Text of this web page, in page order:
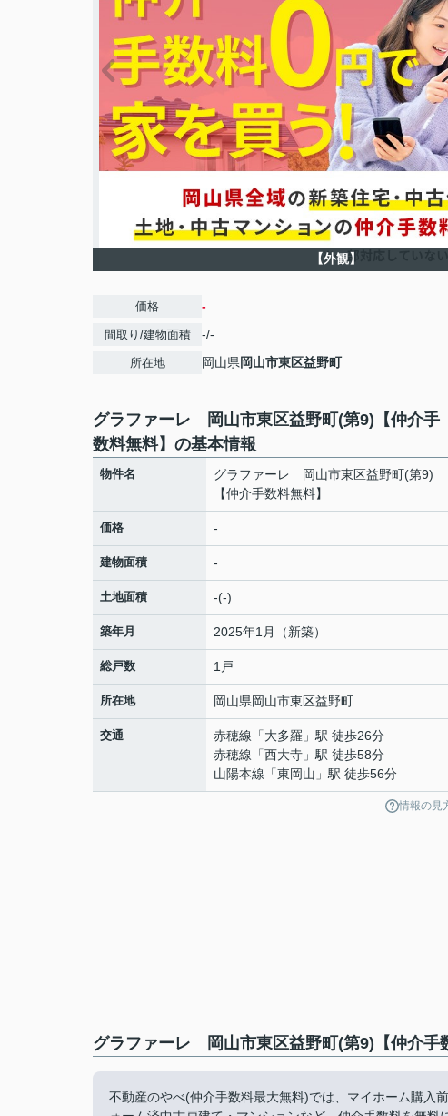
【外観】
価格 -
間取り/建物面積 -/-
所在地 岡山県岡山市東区益野町
グラファーレ 岡山市東区益野町(第9)【仲介手
数料無料】の基本情報
物件名
グラファーレ 岡山市東区益野町(第9)
【仲介手数料無料】
価格 -
建物面積 -
土地面積 -(-)
築年月 2025年1月（新築）
総戸数 1戸
所在地 岡山県岡山市東区益野町
交通 赤穂線 「大多羅 」駅 徒歩26分
赤穂線 「西大寺 」駅 徒歩58分
山陽本線 「東岡山 」駅 徒歩56分
情報の見
グラファーレ 岡山市東区益野町(第9)【仲介手
不動産のやべ(仲介手数料最大無料)では、マイホーム購入